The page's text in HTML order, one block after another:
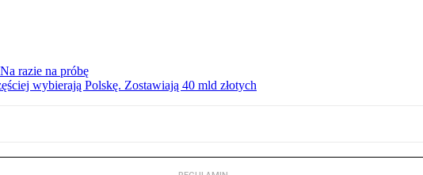
razie na próbę
wybierają Polskę. Zostawiają 40 mld złotych